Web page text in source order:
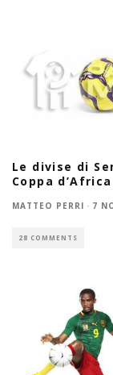
Le divise di
Coppa d’Africa
MATTEO PERRI · 7
28 COMMENTS